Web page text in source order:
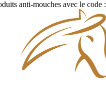
anti-mouches avec le code :